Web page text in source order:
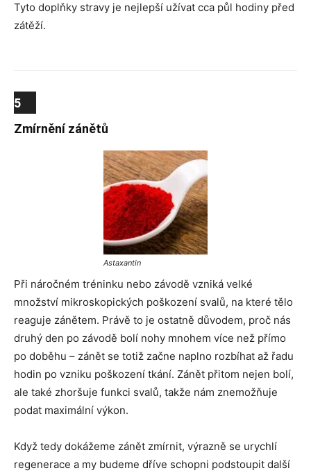
Tyto doplňky stravy je nejlepší užívat cca půl hodiny před
zátěží.
Astaxantin
5
Zmírnění zánětů
Při náročném tréninku nebo závodě vzniká velké
množství mikroskopických poškození svalů, na které tělo
reaguje zánětem. Právě to je ostatně důvodem, proč nás
druhý den po závodě bolí nohy mnohem více než přímo
po doběhu – zánět se totiž začne naplno rozbíhat až řadu
hodin po vzniku poškození tkání. Zánět přitom nejen bolí,
ale také zhoršuje funkci svalů, takže nám znemožňuje
podat maximální výkon.
Když tedy dokážeme zánět zmírnit, výrazně se urychlí
regenerace a my budeme dříve schopni podstoupit další